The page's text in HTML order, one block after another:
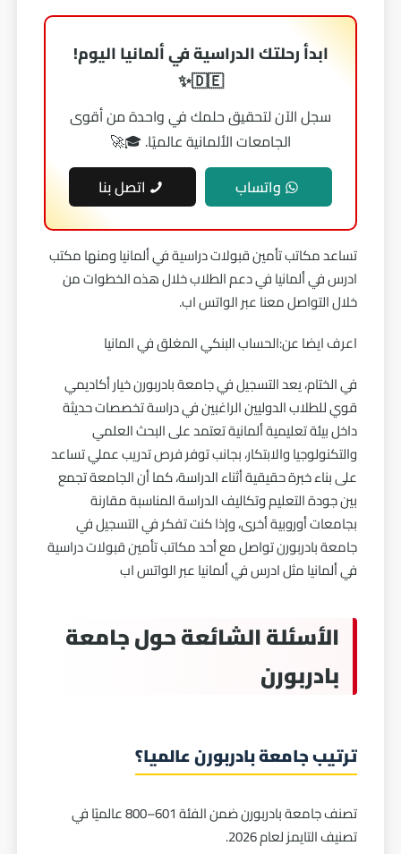
ابدأ رحلتك الدراسية في ألمانيا اليوم!
🇩🇪✨
سجل الآن لتحقيق حلمك في واحدة من أقوى
الجامعات الألمانية عالميًا. 🎓🚀
واتساب
اتصل بنا
تساعد مكاتب تأمين قبولات دراسية في ألمانيا ومنها مكتب
ادرس في ألمانيا في دعم الطلاب خلال هذه الخطوات من
خلال التواصل معنا عبر الواتس اب.
اعرف ايضا عن:الحساب البنكي المغلق في المانيا
في الختام، يعد التسجيل في جامعة بادربورن خيار أكاديمي
قوي للطلاب الدوليين الراغبين في دراسة تخصصات حديثة
داخل بيئة تعليمية ألمانية تعتمد على البحث العلمي
والتكنولوجيا والابتكار، بجانب توفر فرص تدريب عملي تساعد
على بناء خبرة حقيقية أثناء الدراسة، كما أن الجامعة تجمع
بين جودة التعليم وتكاليف الدراسة المناسبة مقارنة
بجامعات أوروبية أخرى، وإذا كنت تفكر في التسجيل في
جامعة بادربورن تواصل مع أحد مكاتب تأمين قبولات دراسية
في ألمانيا مثل ادرس في ألمانيا عبر الواتس اب
الأسئلة الشائعة حول جامعة
بادربورن
ترتيب جامعة بادربورن عالميا؟
تصنف جامعة بادربورن ضمن الفئة 601–800 عالميًا في
تصنيف التايمز لعام 2026.